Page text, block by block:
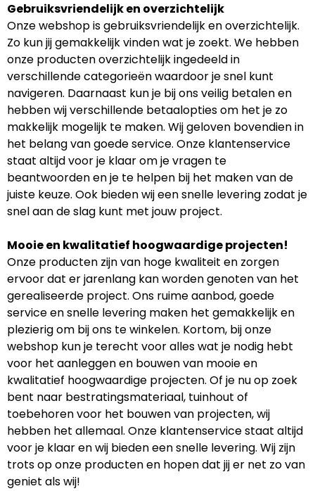
Gebruiksvriendelijk en overzichtelijk
Onze webshop is gebruiksvriendelijk en overzichtelijk.
Zo kun jij gemakkelijk vinden wat je zoekt. We hebben
onze producten overzichtelijk ingedeeld in
verschillende categorieën waardoor je snel kunt
navigeren. Daarnaast kun je bij ons veilig betalen en
hebben wij verschillende betaalopties om het je zo
makkelijk mogelijk te maken. Wij geloven bovendien in
het belang van goede service. Onze klantenservice
staat altijd voor je klaar om je vragen te
beantwoorden en je te helpen bij het maken van de
juiste keuze. Ook bieden wij een snelle levering zodat je
snel aan de slag kunt met jouw project.
Mooie en kwalitatief hoogwaardige projecten!
Onze producten zijn van hoge kwaliteit en zorgen
ervoor dat er jarenlang kan worden genoten van het
gerealiseerde project. Ons ruime aanbod, goede
service en snelle levering maken het gemakkelijk en
plezierig om bij ons te winkelen. Kortom, bij onze
webshop kun je terecht voor alles wat je nodig hebt
voor het aanleggen en bouwen van mooie en
kwalitatief hoogwaardige projecten. Of je nu op zoek
bent naar bestratingsmateriaal, tuinhout of
toebehoren voor het bouwen van projecten, wij
hebben het allemaal. Onze klantenservice staat altijd
voor je klaar en wij bieden een snelle levering. Wij zijn
trots op onze producten en hopen dat jij er net zo van
geniet als wij!